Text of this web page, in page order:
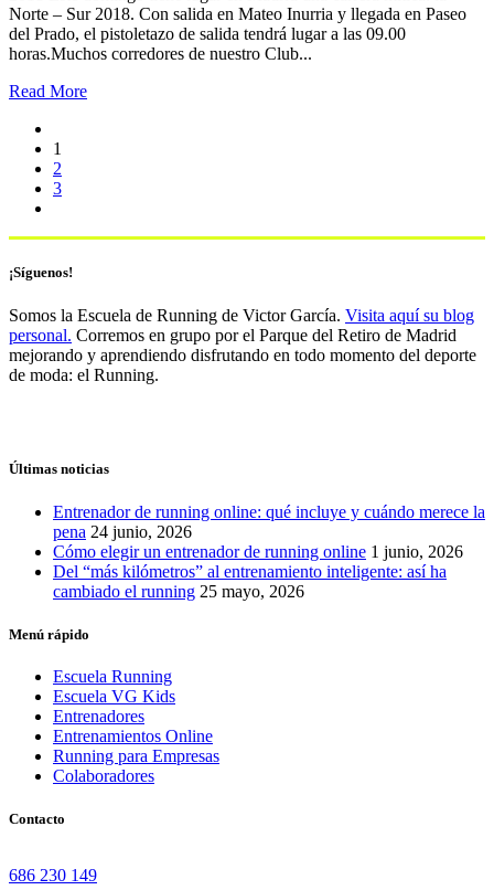
Norte – Sur 2018. Con salida en Mateo Inurria y llegada en Paseo
del Prado, el pistoletazo de salida tendrá lugar a las 09.00
horas.Muchos corredores de nuestro Club...
Read More
1
2
3
¡Síguenos!
Somos la Escuela de Running de Victor García. Visita aquí su blog
personal. Corremos en grupo por el Parque del Retiro de Madrid
mejorando y aprendiendo disfrutando en todo momento del deporte
de moda: el Running.
Últimas noticias
Entrenador de running online: qué incluye y cuándo merece la
pena 24 junio, 2026
Cómo elegir un entrenador de running online 1 junio, 2026
Del “más kilómetros” al entrenamiento inteligente: así ha
cambiado el running 25 mayo, 2026
Menú rápido
Escuela Running
Escuela VG Kids
Entrenadores
Entrenamientos Online
Running para Empresas
Colaboradores
Contacto
686 230 149